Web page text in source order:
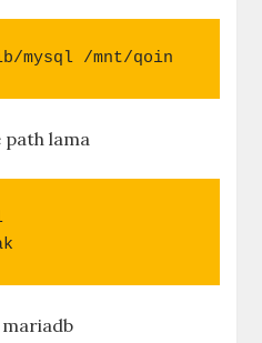
mysql /mnt/qoin
path lama